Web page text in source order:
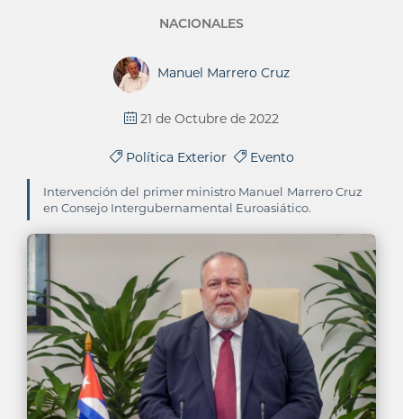
NACIONALES
Manuel Marrero Cruz
21 de Octubre de 2022
Política Exterior Evento
Intervención del primer ministro Manuel Marrero Cruz
en Consejo Intergubernamental Euroasiático.